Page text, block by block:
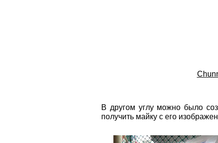
В другом углу можно было
получить майку с его